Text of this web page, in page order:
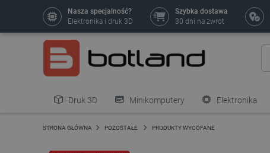
Nasza specjalność?
Elektronika i druk 3D
Szybka dostawa
30 dni na zwrot
Druk 3D Minikomputery Elektronika
Pozostałe
STRONA GŁÓWNA POZOSTAŁE PRODUKTY WYCOFANE